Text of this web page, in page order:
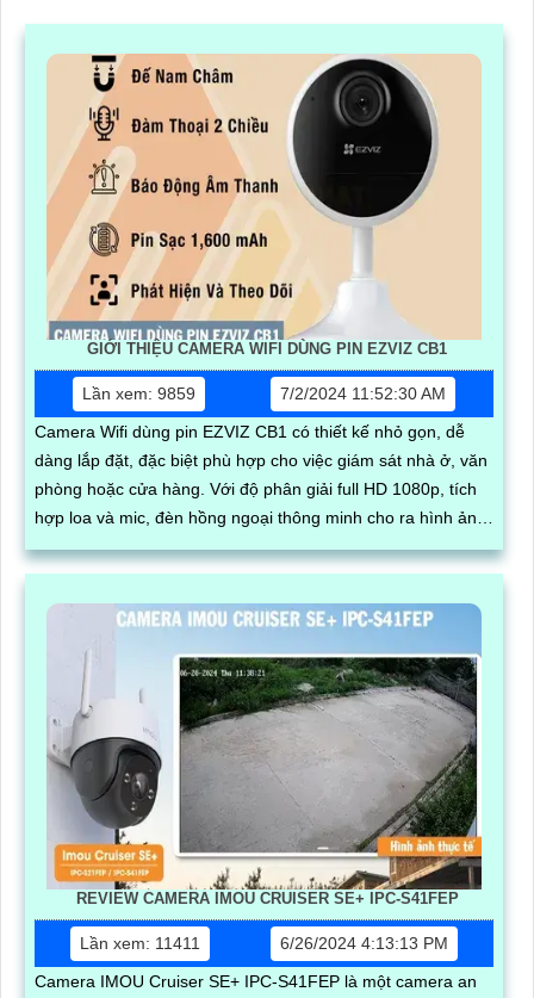
GIỚI THIỆU CAMERA WIFI DÙNG PIN EZVIZ CB1
Lần xem: 9859
7/2/2024 11:52:30 AM
Camera Wifi dùng pin EZVIZ CB1 có thiết kế nhỏ gọn, dễ
dàng lắp đặt, đặc biệt phù hợp cho việc giám sát nhà ở, văn
phòng hoặc cửa hàng. Với độ phân giải full HD 1080p, tích
hợp loa và mic, đèn hồng ngoại thông minh cho ra hình ảnh
chất lượng ban đêm
REVIEW CAMERA IMOU CRUISER SE+ IPC-S41FEP
Lần xem: 11411
6/26/2024 4:13:13 PM
Camera IMOU Cruiser SE+ IPC-S41FEP là một camera an